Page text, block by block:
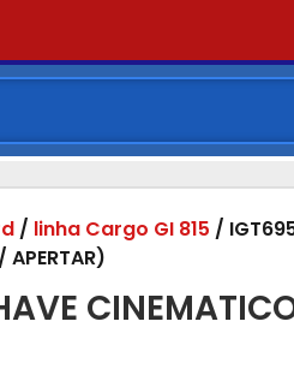
/ linha Cargo GI 815 /
APERTAR)